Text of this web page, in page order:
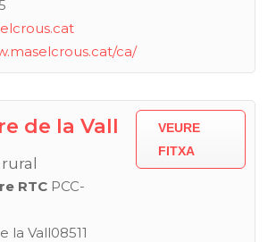
ca/
de la Vall
RTC PCC-
la Vall08511
VEURE
FITXA